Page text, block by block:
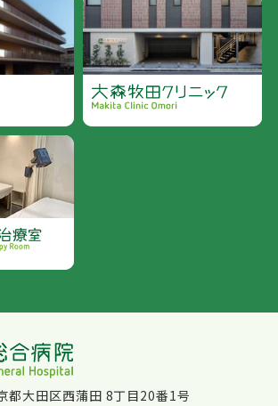
大田区西蒲田 8丁目20番1号